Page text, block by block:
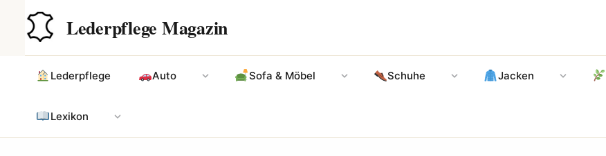
springen
Lederpflege Magazin
Lederpflege Auto Sofa & Möbel Schuhe Jacken
Lexikon
Hauptinhalt